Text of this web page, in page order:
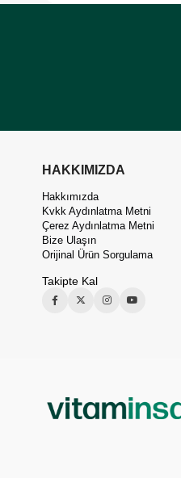
HAKKIMIZDA
Hakkımızda
Kvkk Aydınlatma Metni
Çerez Aydınlatma Metni
Bize Ulaşın
Orijinal Ürün Sorgulama
Takipte Kal